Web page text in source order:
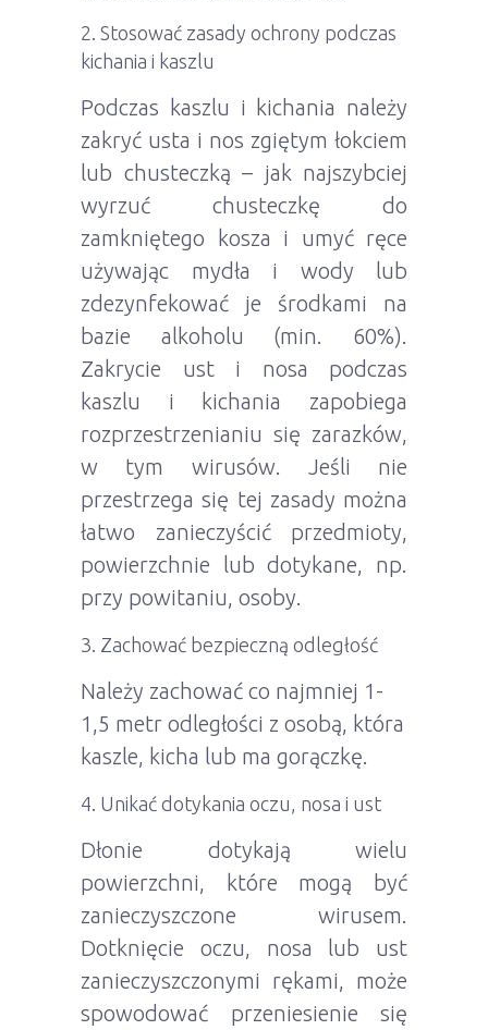
Stosować zasady ochrony podczas
kichania i kaszlu
Podczas kaszlu i kichania należy
zakryć usta i nos zgiętym łokciem
lub chusteczką – jak najszybciej
wyrzuć chusteczkę do
zamkniętego kosza i umyć ręce
używając mydła i wody lub
zdezynfekować je środkami na
bazie alkoholu (min. 60%).
Zakrycie ust i nosa podczas
kaszlu i kichania zapobiega
rozprzestrzenianiu się zarazków,
w tym wirusów. Jeśli nie
przestrzega się tej zasady można
łatwo zanieczyścić przedmioty,
powierzchnie lub dotykane, np.
przy powitaniu, osoby.
Zachować bezpieczną odległość
Należy zachować co najmniej 1-
1,5 metr odległości z osobą, która
kaszle, kicha lub ma gorączkę.
Unikać dotykania oczu, nosa i ust
Dłonie dotykają wielu
powierzchni, które mogą być
zanieczyszczone wirusem.
Dotknięcie oczu, nosa lub ust
zanieczyszczonymi rękami, może
spowodować przeniesienie się